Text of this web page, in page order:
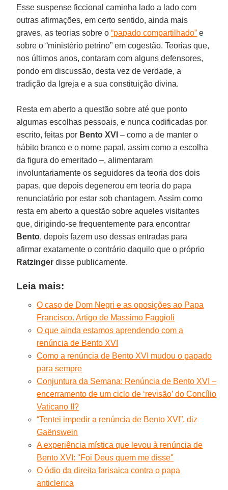
Esse suspense ficcional caminha lado a lado com
outras afirmações, em certo sentido, ainda mais
graves, as teorias sobre o“papado compartilhado” e
sobre o “ministério petrino” em cogestão. Teorias que,
nos últimos anos, contaram com alguns defensores,
pondo em discussão, desta vez de verdade, a
tradição da Igreja e a sua constituição divina.
Resta em aberto a questão sobre até que ponto
algumas escolhas pessoais, e nunca codificadas por
escrito, feitas por Bento XVI – como a de manter o
hábito branco e o nome papal, assim como a escolha
da figura do emeritado –, alimentaram
involuntariamente os seguidores da teoria dos dois
papas, que depois degenerou em teoria do papa
renunciatário por estar sob chantagem. Assim como
resta em aberto a questão sobre aqueles visitantes
que, dirigindo-se frequentemente para encontrar
Bento, depois fazem uso dessas entradas para
afirmar exatamente o contrário daquilo que o próprio
Ratzinger disse publicamente.
Leia mais:
O caso de Dom Negri e as oposições ao Papa
Francisco. Artigo de Massimo Faggioli
O que ainda estamos aprendendo com a
renúncia de Bento XVI
Como a renúncia de Bento XVI mudou o papado
para sempre
Conjuntura da Semana: Renúncia de Bento XVI –
encerramento de um ciclo de ‘revisão’ do Concílio
Vaticano II?
“Tentei impedir a renúncia de Bento XVI”, diz
Gaënswein
A experiência mística que levou à renúncia de
Bento XVI: ''Foi Deus quem me disse''
O ódio da direita farisaica contra o papa
anticlerica